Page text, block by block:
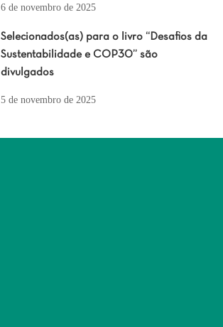
6 de novembro de 2025
Selecionados(as) para o livro “Desafios da
Sustentabilidade e COP30” são
divulgados
5 de novembro de 2025